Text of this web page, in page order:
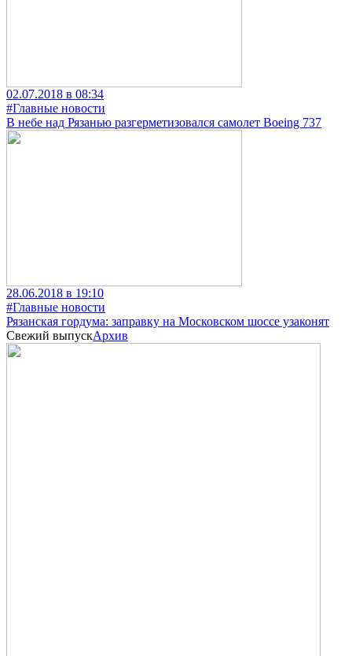
02.07.2018 в 08:34
#Главные новости
В небе над Рязанью разгерметизовался самолет Boeing 737
28.06.2018 в 19:10
#Главные новости
Рязанская гордума: заправку на Московском шоссе узаконят
Свежий выпускАрхив